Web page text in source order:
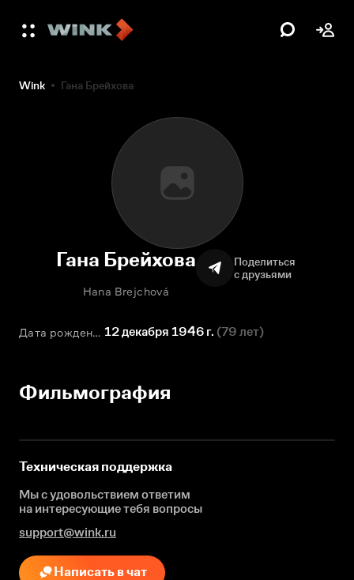
Wink Гана Брейхова
Гана Брейхова
Hana Brejchová
Поделиться
с друзьями
Дата рождения 12 декабря 1946 г. (79 лет)
Фильмография
Техническая поддержка
Мы с удовольствием ответим
на интересующиетебя вопросы
support@wink.ru
Написать в чат